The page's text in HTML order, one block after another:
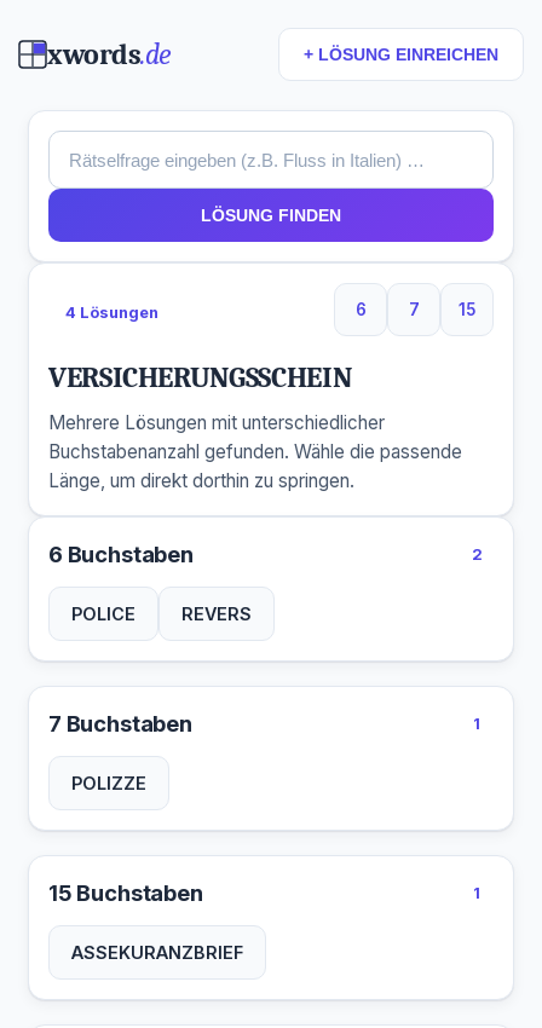
xwords.de + LÖSUNG EINREICHEN
LÖSUNG FINDEN
4 Lösungen 6
6 Buchstaben
7
7 Buchstaben
15
15
VERSICHERUNGSSCHEIN
Mehrere Lösungen mit unterschiedlicher
Buchstabenanzahl gefunden. Wähle die passende
Länge, um direkt dorthin zu springen.
6 Buchstaben 2
POLICE REVERS
7 Buchstaben 1
POLIZZE
15 Buchstaben 1
ASSEKURANZBRIEF